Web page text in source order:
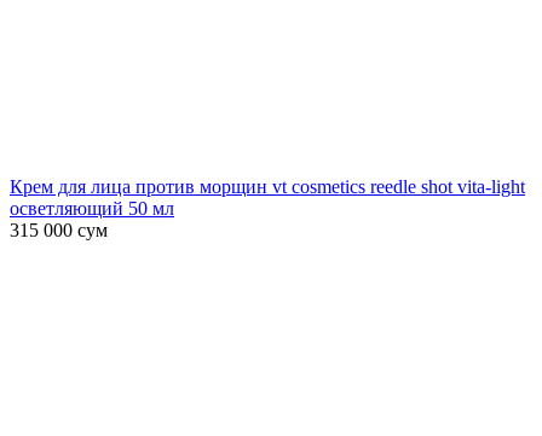
Крем для лица против морщин vt cosmetics reedle shot vita-light
осветляющий 50 мл
315 000 сум